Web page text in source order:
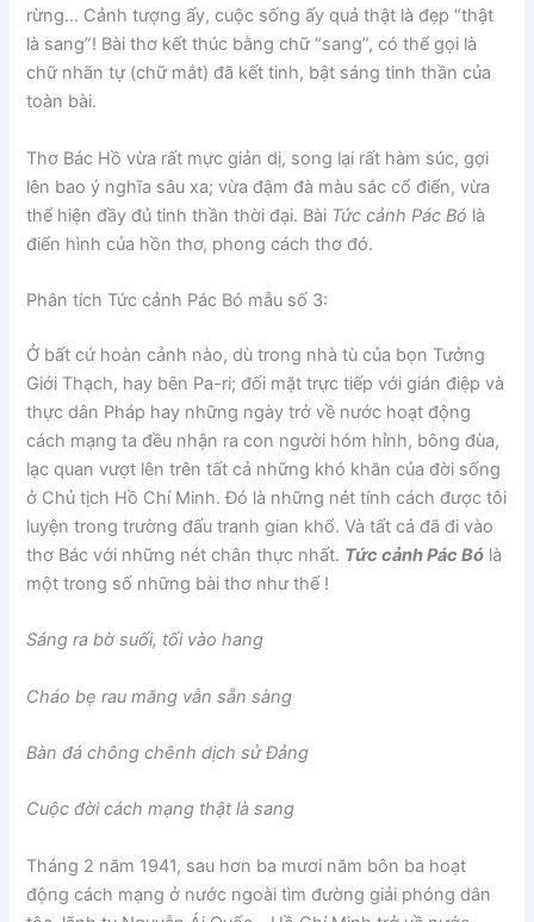
rừng… Cảnh tượng ấy, cuộc sống ấy quả thật là đẹp “thật
là sang”! Bài thơ kết thúc bằng chữ “sang”, có thể gọi là
chữ nhãn tự (chữ mắt) đã kết tinh, bật sáng tinh thần của
toàn bài.
Thơ Bác Hồ vừa rất mực giản dị, song lại rất hàm súc, gợi
lên bao ý nghĩa sâu xa; vừa đậm đà màu sắc cổ điển, vừa
thể hiện đầy đủ tinh thần thời đại. Bài Tức cảnh Pác Bó là
điển hình của hồn thơ, phong cách thơ đó.
Phân tích Tức cảnh Pác Bó mẫu số 3:
Ở bất cứ hoàn cảnh nào, dù trong nhà tù của bọn Tưởng
Giới Thạch, hay bên Pa-ri; đối mặt trực tiếp với gián điệp và
thực dân Pháp hay những ngày trở về nước hoạt động
cách mạng ta đều nhận ra con người hóm hỉnh, bông đùa,
lạc quan vượt lên trên tất cả những khó khăn của đời sống
ở Chủ tịch Hồ Chí Minh. Đó là những nét tính cách được tôi
luyện trong trường đấu tranh gian khổ. Và tất cả đã đi vào
thơ Bác với những nét chân thực nhất. Tức cảnh Pác Bó là
một trong số những bài thơ như thế !
Sáng ra bờ suối, tối vào hang
Cháo bẹ rau măng vẫn sẵn sàng
Bàn đá chông chênh dịch sử Đảng
Cuộc đời cách mạng thật là sang
Tháng 2 năm 1941, sau hơn ba mươi năm bôn ba hoạt
động cách mạng ở nước ngoài tìm đường giải phóng dân